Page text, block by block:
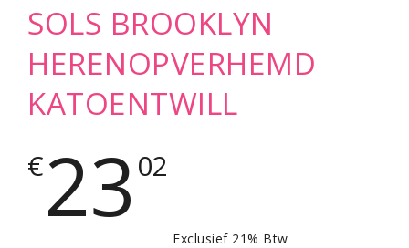
SOLS BROOKLYN
HERENOPVERHEMD
KATOENTWILL
€23 02
Exclusief 21% Btw